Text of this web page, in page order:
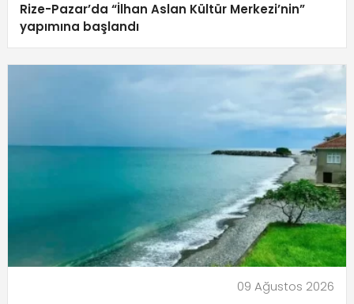
Rize-Pazar’da “İlhan Aslan Kültür Merkezi’nin”
yapımına başlandı
09 Ağustos 2026